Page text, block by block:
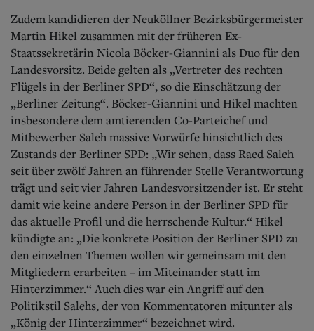
Zudem kandidieren der Neuköllner Bezirksbürgermeister
Martin Hikel zusammen mit der früheren Ex-
Staatssekretärin Nicola Böcker-Giannini als Duo für den
Landesvorsitz. Beide gelten als „Vertreter des rechten
Flügels in der Berliner SPD“, so die Einschätzung der
„Berliner Zeitung“. Böcker-Giannini und Hikel machten
insbesondere dem amtierenden Co-Parteichef und
Mitbewerber Saleh massive Vorwürfe hinsichtlich des
Zustands der Berliner SPD: „Wir sehen, dass Raed Saleh
seit über zwölf Jahren an führender Stelle Verantwortung
trägt und seit vier Jahren Landesvorsitzender ist. Er steht
damit wie keine andere Person in der Berliner SPD für
das aktuelle Profil und die herrschende Kultur.“ Hikel
kündigte an: „Die konkrete Position der Berliner SPD zu
den einzelnen Themen wollen wir gemeinsam mit den
Mitgliedern erarbeiten – im Miteinander statt im
Hinterzimmer.“ Auch dies war ein Angriff auf den
Politikstil Salehs, der von Kommentatoren mitunter als
„König der Hinterzimmer“ bezeichnet wird.